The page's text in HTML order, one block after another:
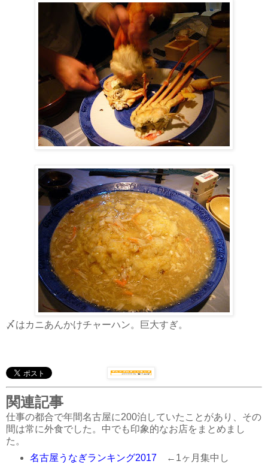
〆はカニあんかけチャーハン。巨大すぎ。
関連記事
仕事の都合で年間名古屋に200泊していたことがあり、その
間は常に外食でした。中でも印象的なお店をまとめまし
た。
名古屋うなぎランキング2017 ←1ヶ月集中し